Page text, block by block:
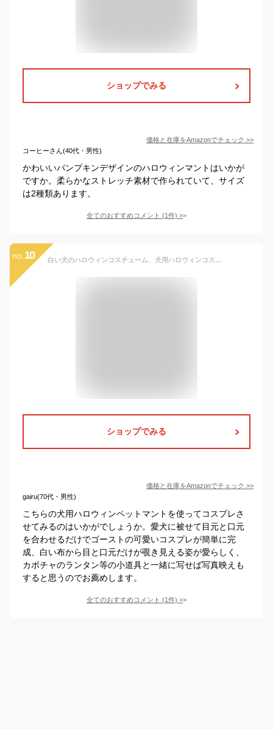
ショップでみる
価格と在庫をAmazonでチェック >>
コーヒーさん(40代・男性)
かわいいパンプキンデザインのハロウィンマントはいかが
ですか。柔らかなストレッチ素材で作られていて、サイズ
は2種類あります。
全てのおすすめコメント (1件) >
no. 10 白い犬のハロウィンコスチューム、犬用ハロウィンコスチューム,コスチュームゴシックハロウィンペットマント - 不気味な柔らかいペット服、屋外散歩、写真小道具、パーティー用の 犬のコスチューム
ショップでみる
価格と在庫をAmazonでチェック >>
gairu(70代・男性)
こちらの犬用ハロウィンペットマントを使ってコスプレさ
せてみるのはいかがでしょうか。愛犬に被せて目元と口元
を合わせるだけでゴーストの可愛いコスプレが簡単に完
成、白い布から目と口元だけが覗き見える姿が愛らしく、
カボチャのランタン等の小道具と一緒に写せば写真映えも
すると思うのでお薦めします。
全てのおすすめコメント (1件) >